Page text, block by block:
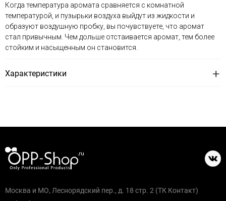
Когда температура аромата сравняется с комнатной
температурой, и пузырьки воздуха выйдут из жидкости и
образуют воздушную пробку, вы почувствуете, что аромат
стал привычным. Чем дольше отстаивается аромат, тем более
стойким и насыщенным он становится.
Характеристики
Москва и МО, Леснорядский пер., д. 18 стр. 2 (ТК Контакт)